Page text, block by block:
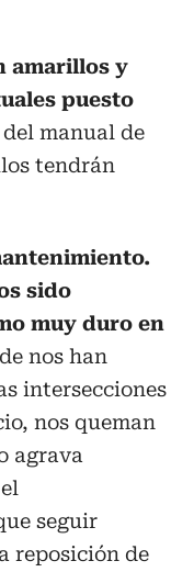
amarillos y
puesto
del manual de
tendrán
sido
muy duro en
nos han
intersecciones
nos queman
agrava
seguir
reposición de